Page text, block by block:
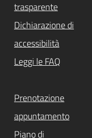
trasparente
Dichiarazione di
accessibilità
Leggi le FAQ
Prenotazione
appuntamento
Piano di